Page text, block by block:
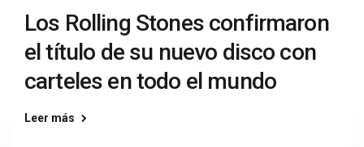
Los Rolling Stones confirmaron
el título de su nuevo disco con
carteles en todo el mundo
Leer más